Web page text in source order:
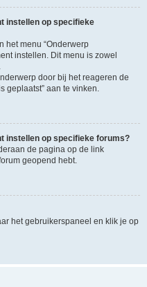
instellen op specifieke
het menu “Onderwerp
instellen. Dit menu is zowel
door bij het reageren de
geplaatst” aan te vinken.
instellen op specifieke forums?
de pagina op de link
geopend hebt.
het gebruikerspaneel en klik je op